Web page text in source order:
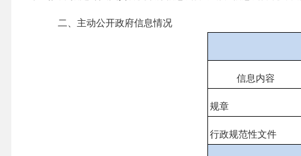
二、主动公开政府信息情况
信息内容
规章
行政规范性文件